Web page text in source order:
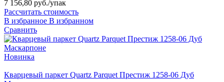
7 156,80 руб./упак
Рассчитать стоимость
В избранное В избранном
Сравнить
Новинка
Кварцевый паркет Quartz Parquet Престиж 1258-06 Дуб